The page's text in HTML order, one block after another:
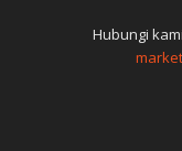
Hubungi